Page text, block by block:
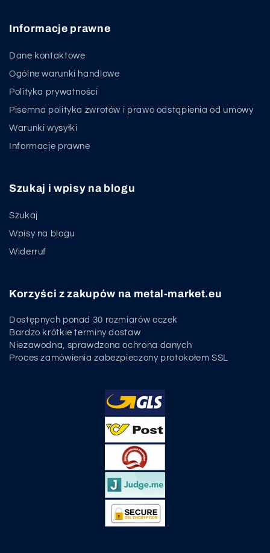
Informacje prawne
Dane kontaktowe
Ogólne warunki handlowe
Polityka prywatności
Pisemna polityka zwrotów i prawo odstąpienia od umowy
Warunki wysyłki
Informacje prawne
Szukaj i wpisy na blogu
Szukaj
Wpisy na blogu
Widerruf
Korzyści z zakupów na metal-market.eu
Dostępnych ponad 30 rozmiarów oczek
Bardzo krótkie terminy dostaw
Niezawodna, sprawdzona ochrona danych
Proces zamówienia zabezpieczony protokołem SSL